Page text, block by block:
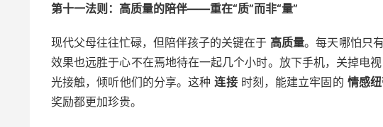
第十一法则：高质量的陪伴——重在“质”而非“量”
现代父母往往忙碌，但陪伴孩子的关键在于 高质量。每天哪怕只
效果也远胜于心不在焉地待在一起几个小时。放下手机，关掉电
光接触，倾听他们的分享。这种连接时刻，能建立牢固的 情感
奖励都更加珍贵。